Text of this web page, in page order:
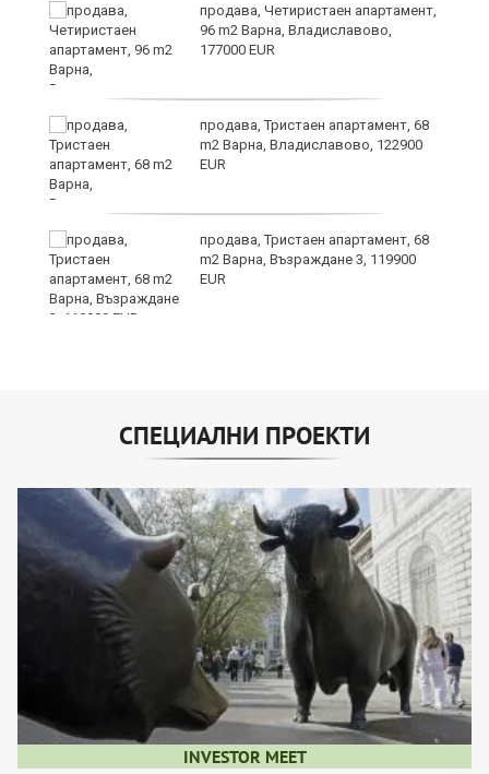
продава, Четиристаен апартамент,
96 m2 Варна, Владиславово,
177000 EUR
продава, Тристаен апартамент, 68
m2 Варна, Владиславово, 122900
EUR
продава, Тристаен апартамент, 68
m2 Варна, Възраждане 3, 119900
EUR
СПЕЦИАЛНИ ПРОЕКТИ
INVESTOR MEET